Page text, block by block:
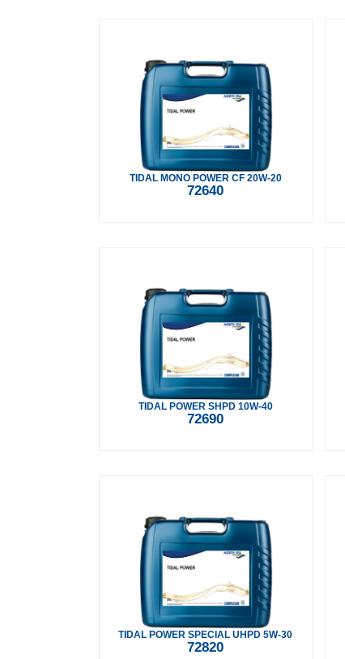
TIDAL MONO POWER CF 20W-20
72640
TIDAL POWER SHPD 10W-40
72690
TIDAL POWER SPECIAL UHPD 5W-30
72820